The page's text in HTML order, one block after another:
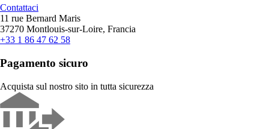
Contattaci
11 rue Bernard Maris
37270 Montlouis-sur-Loire, Francia
+33 1 86 47 62 58
Pagamento sicuro
Acquista sul nostro sito in tutta sicurezza